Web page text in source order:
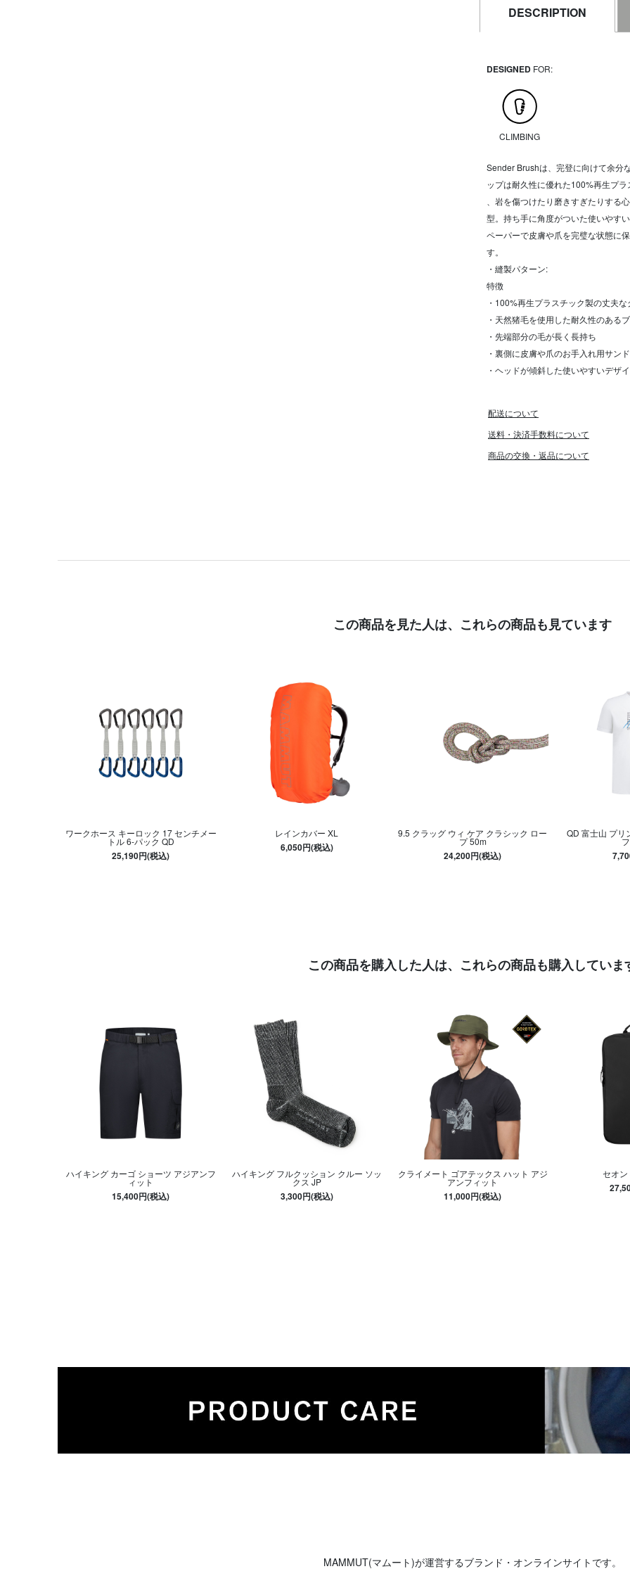
DESCRIPTION
DESIGNED FOR:
CLIMBING
Sender Brushは、完登に向けて余分
ップは耐久性に優れた100%再生プ
、岩を傷つけたり磨きすぎたりす
型。持ち手に角度がついた使いやす
ペーパーで皮膚や爪を完璧な状態に
す。
・縫製パターン:
特徴
・100%再生プラスチック製の丈夫
・天然猪毛を使用した耐久性のある
・先端部分の毛が長く長持ち
・裏側に皮膚や爪のお手入れ用サン
・ヘッドが傾斜した使いやすいデザ
配送について
送料・決済手数料について
商品の交換・返品について
この商品を見た人は、 これらの商品も見ています
ワークホース キーロック 17 センチメー
トル 6-パック QD
25,190円(税込)
レインカバー XL
6,050円(税込)
9.5 クラッグ ウィ ケア クラシック ロー
プ 50m
24,200円(税込)
QD 富士山 プリ
この商品を購入した人は、 これらの商品も購入していま
ハイキング カーゴ ショーツ アジアンフ
ィット
15,400円(税込)
ハイキング フルクッション クルー ソッ
クス JP
3,300円(税込)
クライメート ゴアテックス ハット アジ
アンフィット
11,000円(税込)
セオ
MAMMUT(マムート)が運営するブランド・オンラインサイトです。